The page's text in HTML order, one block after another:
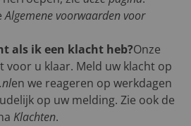
Algemene voorwaarden voor
als ik een klacht heb?Onze
voor u klaar. Meld uw klacht op
en we reageren op werkdagen
op uw melding. Zie ook de
Klachten.